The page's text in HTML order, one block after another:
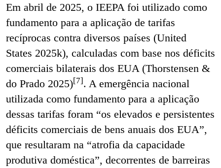
Em abril de 2025, o IEEPA foi utilizado como
fundamento para a aplicação de tarifas
recíprocas contra diversos países (United
States 2025k), calculadas com base nos déficits
comerciais bilaterais dos EUA (Thorstensen &
do Prado 2025)[7]. A emergência nacional
utilizada como fundamento para a aplicação
dessas tarifas foram “os elevados e persistentes
déficits comerciais de bens anuais dos EUA”,
que resultaram na “atrofia da capacidade
produtiva doméstica”, decorrentes de barreiras